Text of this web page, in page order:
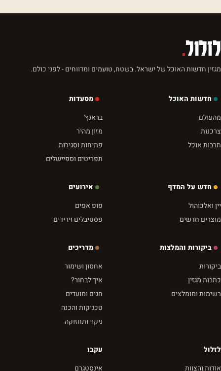
לזלול.
מגזין חדשות האוכל של ישראל. בשטח, טועמים ומדווחים - לפני כולם.
חדשות האוכל
מהעולם
צרכנות
תרבות אוכל
מסעדות
בראנץ'
מזון מהיר
פתיחות וסגירות
תפריטים וספיישלים
חדש על המדף
יין ואלכוהול
מוצרים חדשים
אירועים
פופ אפים
פסטיבלים וירידים
ביקורות והמלצות
ביקורות
כתבות מגזין
רשימות ומומלצים
מדריכים
אחסון ושימור
איך לבחור?
חגים ומועדים
טכניקות והכנה
ניקוי ותחזוקה
לזלול
אודות והצוות
עקבו
אינסטגרם